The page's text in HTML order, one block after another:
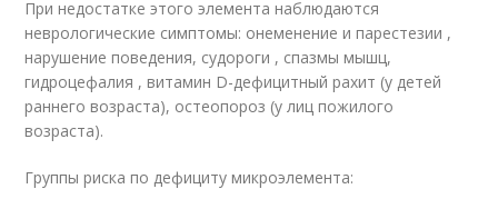
При недостатке этого элемента наблюдаются
неврологические симптомы: онеменение и парестезии ,
нарушение поведения, судороги , спазмы мышц,
гидроцефалия , витамин D-дефицитный рахит (у детей
раннего возраста), остеопороз (у лиц пожилого
возраста).
Группы риска по дефициту микроэлемента: